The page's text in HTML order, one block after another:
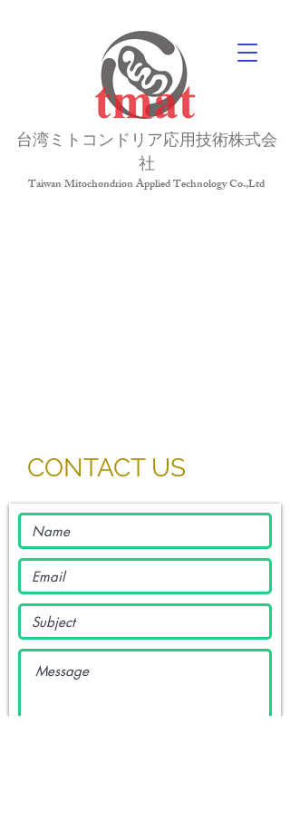
台湾ミトコンドリア応用技術株式会
社
Taiwan Mitochondrion Applied Technology Co.,Ltd
CONTACT US